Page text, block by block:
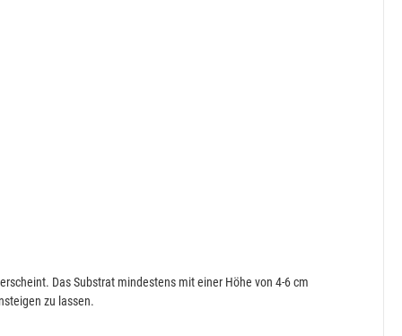
Das Substrat mindestens mit einer Höhe von 4-6 cm
zu lassen.